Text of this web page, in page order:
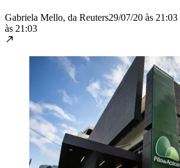
Gabriela Mello, da Reuters29/07/20 às 21:03
às 21:03